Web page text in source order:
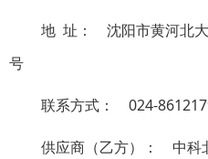
地 址：
沈阳市黄河北
号
联系方式： 024-
供应商（乙方）：
中科